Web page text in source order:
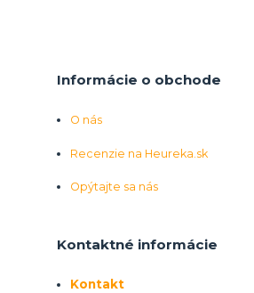
Informácie o obchode
O nás
Recenzie na Heureka.sk
Opýtajte sa nás
Kontaktné informácie
Kontakt